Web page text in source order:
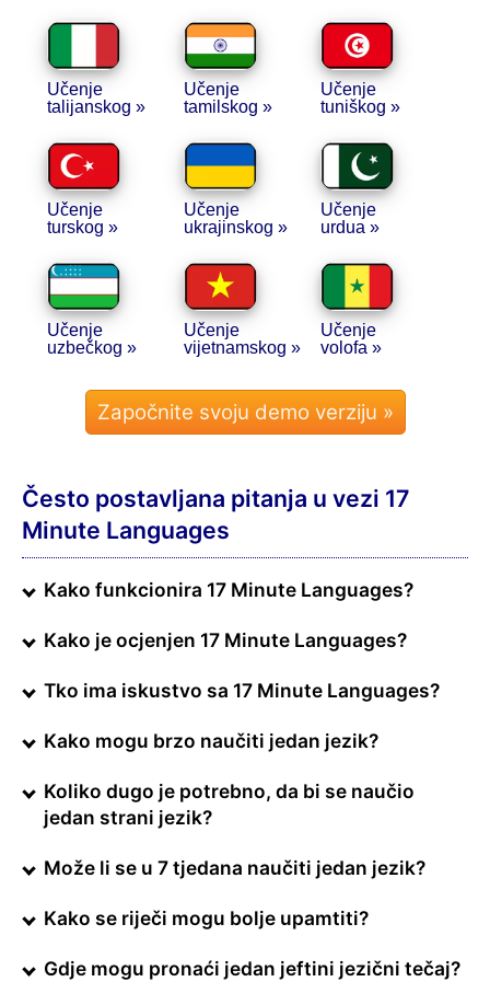
Učenje
talijanskog »
Učenje
tamilskog »
Učenje
tuniškog »
Učenje
turskog »
Učenje
ukrajinskog »
Učenje
urdua »
Učenje
uzbečkog »
Učenje
vijetnamskog »
Učenje
volofa »
Često postavljana pitanja u vezi 17
Minute Languages
Kako funkcionira 17 Minute Languages?
Kako je ocjenjen 17 Minute Languages?
Tko ima iskustvo sa 17 Minute Languages?
Kako mogu brzo naučiti jedan jezik?
Koliko dugo je potrebno, da bi se naučio
jedan strani jezik?
Može li se u 7 tjedana naučiti jedan jezik?
Kako se riječi mogu bolje upamtiti?
Gdje mogu pronaći jedan jeftini jezični tečaj?